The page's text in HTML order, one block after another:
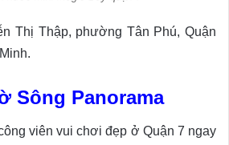
Thị Thập, phường Tân Phú, Quận
Sông Panorama
viên vui chơi đẹp ở Quận 7 ngay